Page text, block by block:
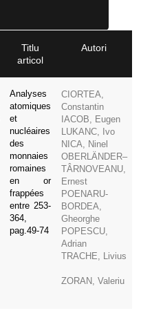
Titlu
articol
Autori
Analyses
atomiques
et
nucléaires
des
monnaies
romaines
en or
frappées
entre 253-
364,
pag.49-74
CIORTEA,
Constantin
IACOB, Eugen
LUKANC, Ivo
NICA, Ninel
OBERLÄNDER–
TÂRNOVEANU,
Ernest
POENARU-
BORDEA,
Gheorghe
POPESCU,
Adrian
TRACHE, Livius
ZORAN, Valeriu